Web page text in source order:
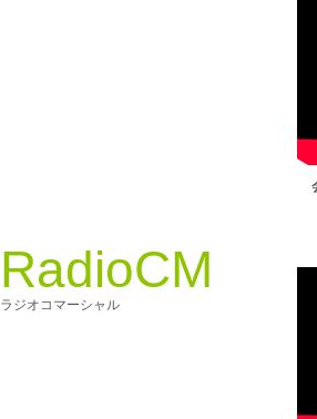
会
RadioCM
ラジオコマーシャル